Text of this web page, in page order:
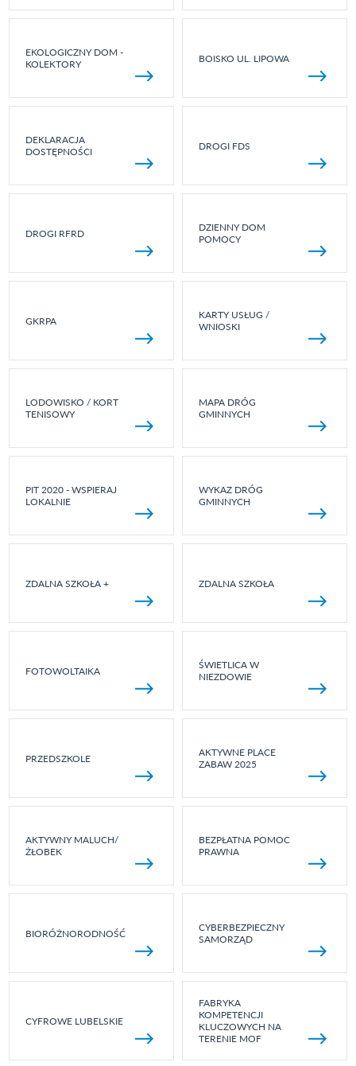
EKOLOGICZNY DOM -
KOLEKTORY
BOISKO UL. LIPOWA
DEKLARACJA
DOSTĘPNOŚCI
DROGI FDS
DROGI RFRD
DZIENNY DOM
POMOCY
GKRPA
KARTY USŁUG /
WNIOSKI
LODOWISKO / KORT
TENISOWY
MAPA DRÓG
GMINNYCH
PIT 2020 - WSPIERAJ
LOKALNIE
WYKAZ DRÓG
GMINNYCH
ZDALNA SZKOŁA + ZDALNA SZKOŁA
FOTOWOLTAIKA
ŚWIETLICA W
NIEZDOWIE
PRZEDSZKOLE
AKTYWNE PLACE
ZABAW 2025
AKTYWNY MALUCH/
ŻŁOBEK
BEZPŁATNA POMOC
PRAWNA
BIORÓŻNORODNOŚĆ
CYBERBEZPIECZNY
SAMORZĄD
CYFROWE LUBELSKIE
FABRYKA
KOMPETENCJI
KLUCZOWYCH NA
TERENIE MOF